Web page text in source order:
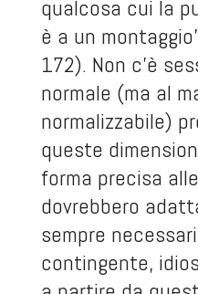
qualcosa cui la
è a un
172). Non c’è
normale (ma al
normalizzabile)
queste
forma precisa
dovrebbero
sempre
contingente,